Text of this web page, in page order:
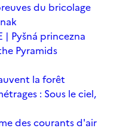
du bricolage
| Pyšná princezna
Pyramids
la forêt
: Sous le ciel,
des courants d'air